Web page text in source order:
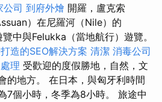
公司 到府外燴 開羅，盧克索
）在尼羅河（Nile）的
中與Felukka（當地航行）遊覽。
造的SEO解決方案 清潔 消毒公司
理 受歡迎的度假勝地，自然，文
的地方。 在日本，與匈牙利時間
7個小時，冬季為8小時。 旅途中